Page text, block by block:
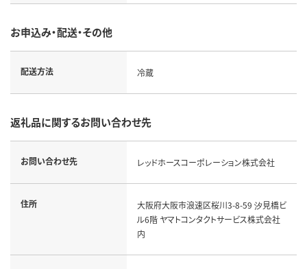
お申込み・配送・その他
配送方法 冷蔵
返礼品に関するお問い合わせ先
お問い合わせ先 レッドホースコーポレーション株式会社
住所
大阪府大阪市浪速区桜川3-8-59 汐見橋ビ
ル6階 ヤマトコンタクトサービス株式会社
内